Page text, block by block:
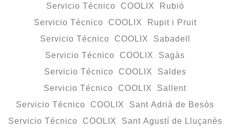
Servicio Técnico COOLIX Rubió
Servicio Técnico COOLIX Rupit i Pruit
Servicio Técnico COOLIX Sabadell
Servicio Técnico COOLIX Sagàs
Servicio Técnico COOLIX Saldes
Servicio Técnico COOLIX Sallent
Servicio Técnico COOLIX Sant Adrià de Besòs
Servicio Técnico COOLIX Sant Agustí de Lluçanès